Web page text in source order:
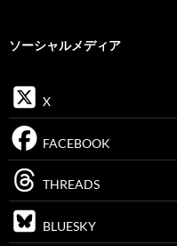
ソーシャルメディア
X
FACEBOOK
THREADS
BLUESKY